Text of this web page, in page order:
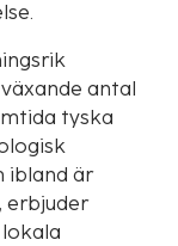
antal
tyska
ibland är
erbjuder